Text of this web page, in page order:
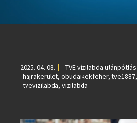
2025. 04. 08.
TVE vízilabda utánpótlás
hajrakerulet, obudaikekfeher, tve1887,
tvevizilabda, vizilabda